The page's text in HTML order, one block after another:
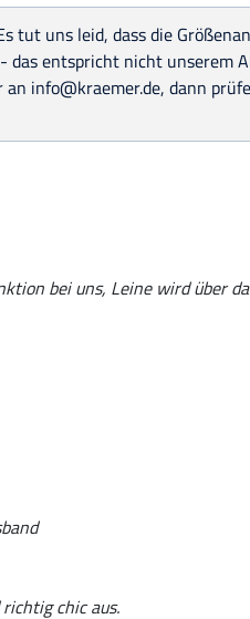
tut uns leid, dass die
entspricht nicht unserem
info@kraemer.de, dann
bei uns, Leine wird über
chic aus.